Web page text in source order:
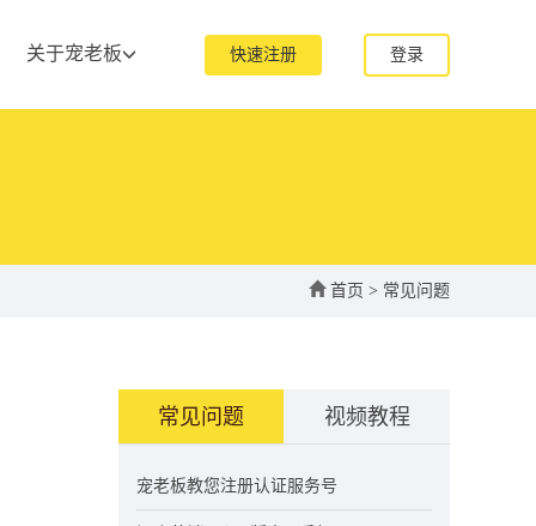
关于宠老板 快速注册 登录
首页 > 常见问题
常见问题 视频教程
宠老板教您注册认证服务号